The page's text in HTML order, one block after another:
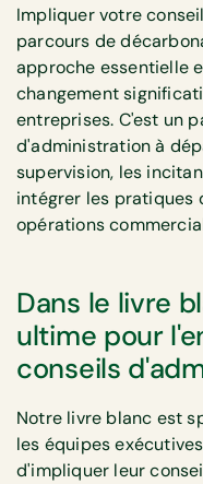
Impliquer votre
parcours de
approche essentielle
changement
entreprises. C'est un
d'administration à
supervision, les
intégrer les pratiques
opérations
Dans le livre
ultime pour
conseils
Notre livre blanc est
les équipes
d'impliquer leur